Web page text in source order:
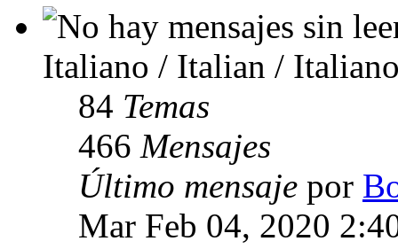
Italiano / Italian /
84 Temas
466 Mensajes
Último mensaje por
Mar Feb 04, 2020